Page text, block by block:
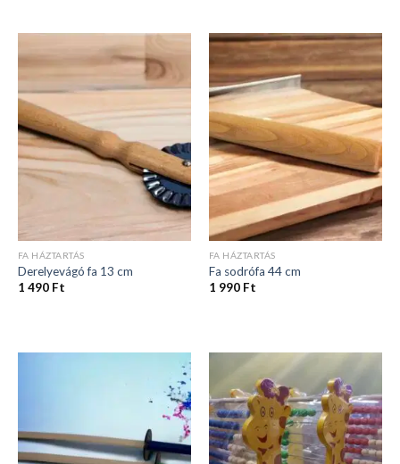
FA HÁZTARTÁS
Derelyevágó fa 13 cm
1 490 Ft
FA HÁZTARTÁS
Fa sodrófa 44 cm
1 990 Ft